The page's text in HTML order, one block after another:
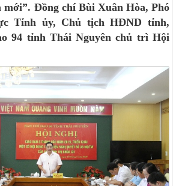
Đồng chí Bùi Xuân Hòa, Phó
Tỉnh ủy, Chủ tịch HĐND tỉnh,
94 tỉnh Thái Nguyên chủ trì Hội